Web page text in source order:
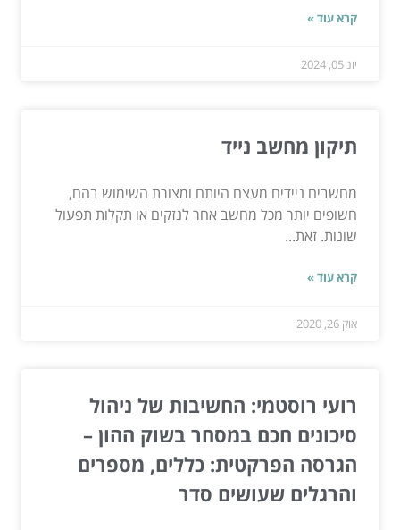
קרא עוד »
יונ 05, 2024
תיקון מחשב נייד
מחשבים ניידים מעצם היותם ומצורת השימוש בהם,
חשופים יותר מכל מחשב אחר לנזקים או תקלות תפעול
שונות. זאת...
קרא עוד »
אוק 26, 2020
רועי רוסטמי: החשיבות של ניהול
סיכונים חכם במסחר בשוק ההון –
הגרסה הפרקטית: כללים, מספרים
והרגלים שעושים סדר